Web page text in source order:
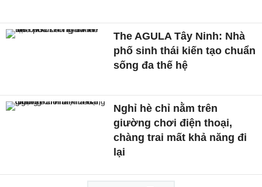
The AGULA Tây Ninh: Nhà
phố sinh thái kiến tạo chuẩn
sống đa thế hệ
Nghỉ hè chỉ nằm trên
giường chơi điện thoại,
chàng trai mất khả năng đi
lại